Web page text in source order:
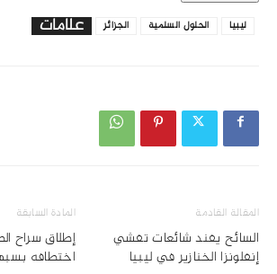
علامات
الجزائر الحلول السلمية ليبيا
المادة السابقة
إطلاق سراح
اختطافه
المقالة القادمة
السائح يفند شائعات تفشي
إنفلونزا الخنازير في ليبيا